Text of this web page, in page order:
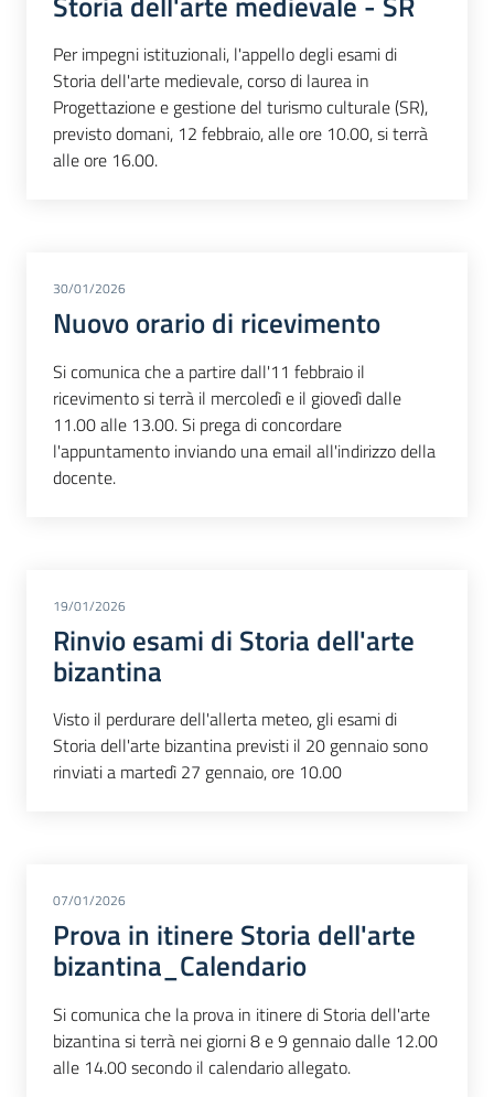
Per impegni istituzionali, l'appello degli esami di
Storia dell'arte medievale, corso di laurea in
Progettazione e gestione del turismo culturale (SR),
previsto domani, 12 febbraio, alle ore 10.00, si terrà
alle ore 16.00.
30/01/2026
Nuovo orario di ricevimento
Si comunica che a partire dall'11 febbraio il
ricevimento si terrà il mercoledì e il giovedì dalle
11.00 alle 13.00. Si prega di concordare
l'appuntamento inviando una email all'indirizzo della
docente.
19/01/2026
Rinvio esami di Storia dell'arte
bizantina
Visto il perdurare dell'allerta meteo, gli esami di
Storia dell'arte bizantina previsti il 20 gennaio sono
rinviati a martedì 27 gennaio, ore 10.00
07/01/2026
Prova in itinere Storia dell'arte
bizantina_Calendario
Si comunica che la prova in itinere di Storia dell'arte
bizantina si terrà nei giorni 8 e 9 gennaio dalle 12.00
alle 14.00 secondo il calendario allegato.